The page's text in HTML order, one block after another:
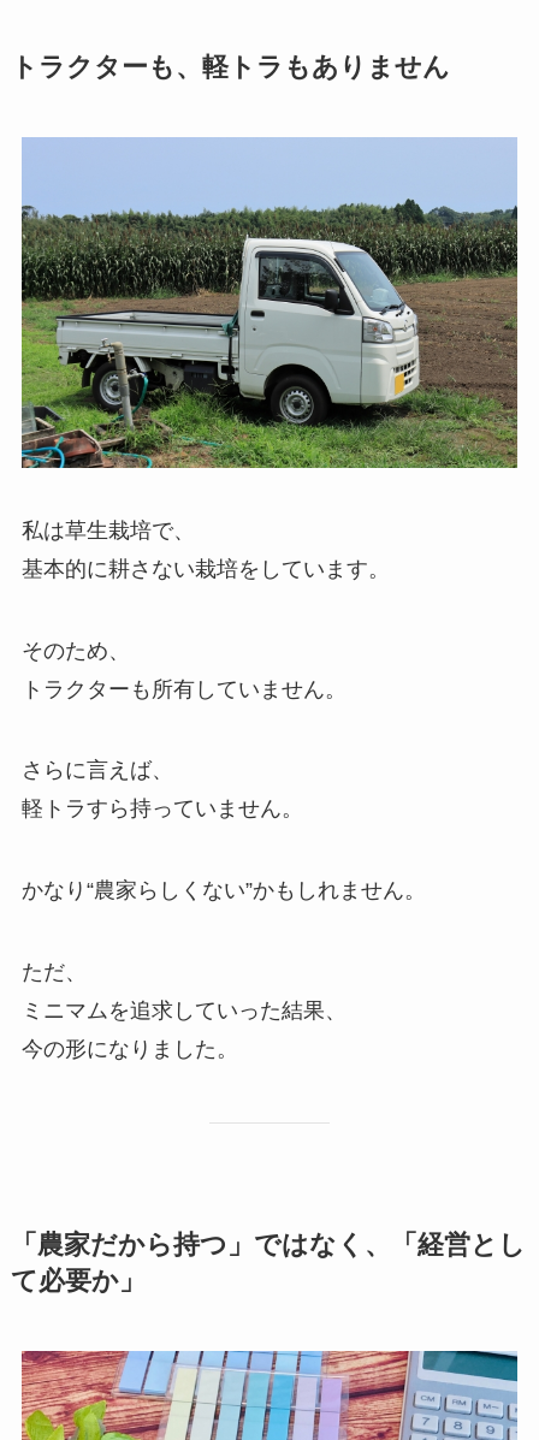
トラクターも、軽トラもありません
私は草生栽培で、
基本的に耕さない栽培をしています。
そのため、
トラクターも所有していません。
さらに言えば、
軽トラすら持っていません。
かなり“農家らしくない”かもしれません。
ただ、
ミニマムを追求していった結果、
今の形になりました。
「農家だから持つ」ではなく、「経営とし
て必要か」